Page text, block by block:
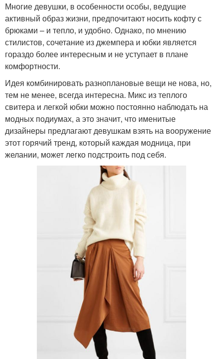
Многие девушки, в особенности особы, ведущие
активный образ жизни, предпочитают носить кофту с
брюками – и тепло, и удобно. Однако, по мнению
стилистов, сочетание из джемпера и юбки является
гораздо более интересным и не уступает в плане
комфортности.
Идея комбинировать разноплановые вещи не нова, но,
тем не менее, всегда интересна. Микс из теплого
свитера и легкой юбки можно постоянно наблюдать на
модных подиумах, а это значит, что именитые
дизайнеры предлагают девушкам взять на вооружение
этот горячий тренд, который каждая модница, при
желании, может легко подстроить под себя.